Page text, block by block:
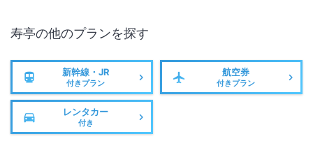
寿亭の他のプランを探す
新幹線・JR
付きプラン
航空券
付きプラン
レンタカー
付き